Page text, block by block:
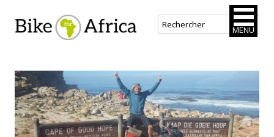
Bike for Africa
au
contenu
principal
MENU